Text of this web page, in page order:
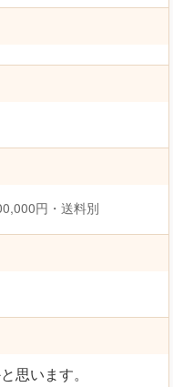
円・送料別
思います。